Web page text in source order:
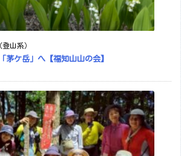
登山系）
茅ケ岳」へ【福知山山の会】